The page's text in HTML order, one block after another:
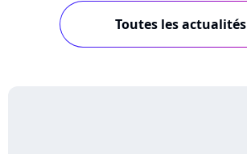
Toutes les actualités